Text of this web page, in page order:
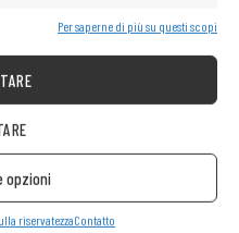
Per saperne di più su questi scopi
opzioni
riservatezzaContatto